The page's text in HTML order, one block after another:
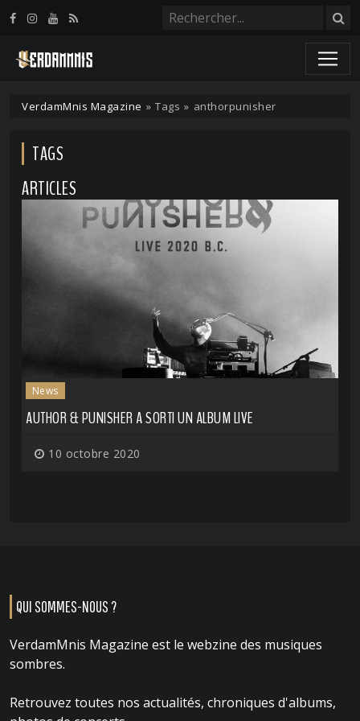
VerdamMnis Magazine » Tags » anthorpunisher
TAGS
ARTICLES
News
AUTHOR & PUNISHER A SORTI UN ALBUM LIVE
10 octobre 2020
QUI SOMMES-NOUS ?
VerdamMnis Magazine est le webzine des musiques
sombres.
Retrouvez toutes nos actualités, chroniques d'albums,
Panneau de gestion des cookies